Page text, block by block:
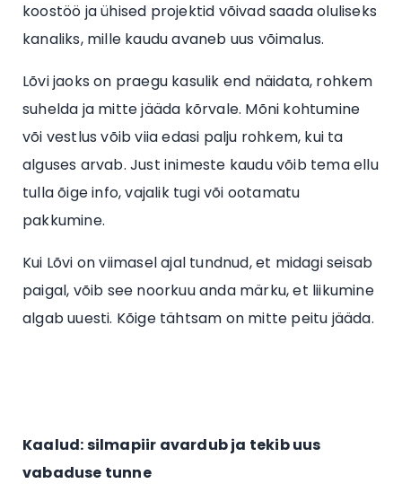
koostöö ja ühised projektid võivad saada oluliseks
kanaliks, mille kaudu avaneb uus võimalus.
Lõvi jaoks on praegu kasulik end näidata, rohkem
suhelda ja mitte jääda kõrvale. Mõni kohtumine
või vestlus võib viia edasi palju rohkem, kui ta
alguses arvab. Just inimeste kaudu võib tema ellu
tulla õige info, vajalik tugi või ootamatu
pakkumine.
Kui Lõvi on viimasel ajal tundnud, et midagi seisab
paigal, võib see noorkuu anda märku, et liikumine
algab uuesti. Kõige tähtsam on mitte peitu jääda.
Kaalud: silmapiir avardub ja tekib uus
vabaduse tunne